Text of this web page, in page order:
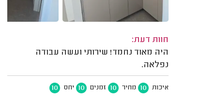
חוות דעת:
היה מאוד נחמד! שירותי ועשה עבודה
נפלאה.
איכות 10 מחיר 10 זמנים 10 יחס 10